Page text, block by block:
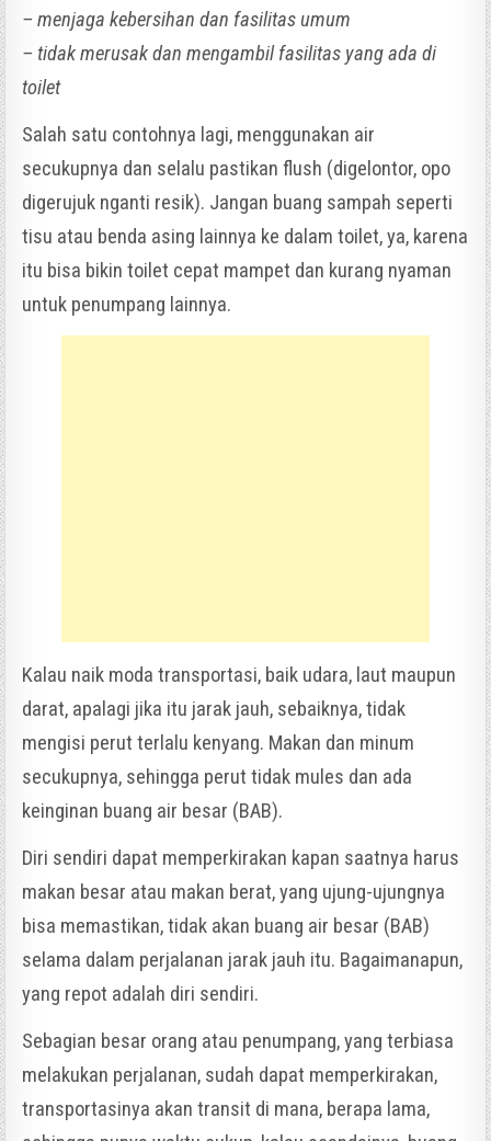
– menjaga kebersihan dan fasilitas umum
– tidak merusak dan mengambil fasilitas yang ada di
toilet
Salah satu contohnya lagi, menggunakan air
secukupnya dan selalu pastikan flush (digelontor, opo
digerujuk nganti resik). Jangan buang sampah seperti
tisu atau benda asing lainnya ke dalam toilet, ya, karena
itu bisa bikin toilet cepat mampet dan kurang nyaman
untuk penumpang lainnya.
Kalau naik moda transportasi, baik udara, laut maupun
darat, apalagi jika itu jarak jauh, sebaiknya, tidak
mengisi perut terlalu kenyang. Makan dan minum
secukupnya, sehingga perut tidak mules dan ada
keinginan buang air besar (BAB).
Diri sendiri dapat memperkirakan kapan saatnya harus
makan besar atau makan berat, yang ujung-ujungnya
bisa memastikan, tidak akan buang air besar (BAB)
selama dalam perjalanan jarak jauh itu. Bagaimanapun,
yang repot adalah diri sendiri.
Sebagian besar orang atau penumpang, yang terbiasa
melakukan perjalanan, sudah dapat memperkirakan,
transportasinya akan transit di mana, berapa lama,